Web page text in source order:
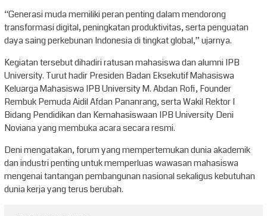
“Generasi muda memiliki peran penting dalam mendorong
transformasi digital, peningkatan produktivitas, serta penguatan
daya saing perkebunan Indonesia di tingkat global,” ujarnya.
Kegiatan tersebut dihadiri ratusan mahasiswa dan alumni IPB
University. Turut hadir Presiden Badan Eksekutif Mahasiswa
Keluarga Mahasiswa IPB University M. Abdan Rofi, Founder
Rembuk Pemuda Aidil Afdan Pananrang, serta Wakil Rektor I
Bidang Pendidikan dan Kemahasiswaan IPB University Deni
Noviana yang membuka acara secara resmi.
Deni mengatakan, forum yang mempertemukan dunia akademik
dan industri penting untuk memperluas wawasan mahasiswa
mengenai tantangan pembangunan nasional sekaligus kebutuhan
dunia kerja yang terus berubah.